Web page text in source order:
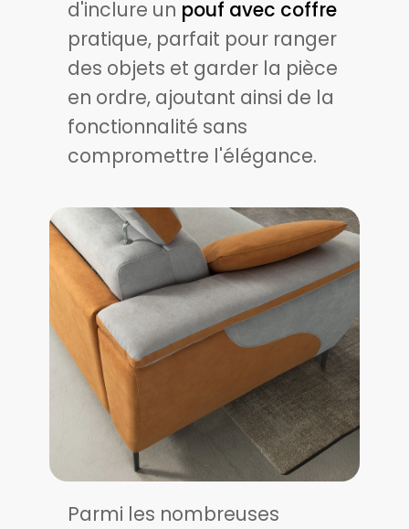
d'inclure un pouf avec coffre
pratique, parfait pour ranger
des objets et garder la pièce
en ordre, ajoutant ainsi de la
fonctionnalité sans
compromettre l'élégance.
Parmi les nombreuses